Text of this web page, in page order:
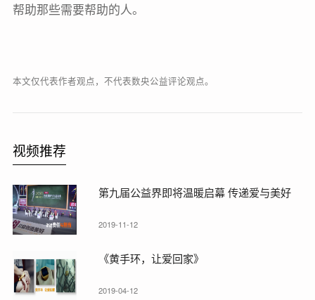
帮助那些需要帮助的人。
本文仅代表作者观点，不代表数央公益评论观点。
视频推荐
第九届公益界即将温暖启幕 传递爱与美好
2019-11-12
《黄手环，让爱回家》
2019-04-12